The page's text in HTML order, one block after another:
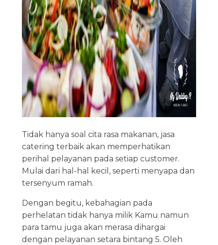
Tidak hanya soal cita rasa makanan, jasa
catering terbaik akan memperhatikan
perihal pelayanan pada setiap customer.
Mulai dari hal-hal kecil, seperti menyapa dan
tersenyum ramah.
Dengan begitu, kebahagian pada
perhelatan tidak hanya milik Kamu namun
para tamu juga akan merasa dihargai
dengan pelayanan setara bintang 5. Oleh